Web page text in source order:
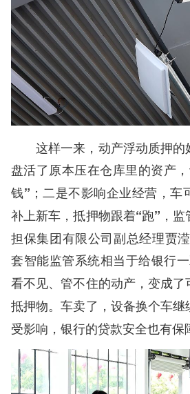
这样一来，动产浮动质押
盘活了原本压在仓库里的资产，
钱” ；二是不影响企业经营，
补上新车，抵押物跟着“跑” ， 监
担保集团有限公司副总经理贾
套智能监管系统相当于给银行一
看不见、管不住的动产，变成
抵押物。车卖了，设备换个车
受影响，银行的贷款安全也有保